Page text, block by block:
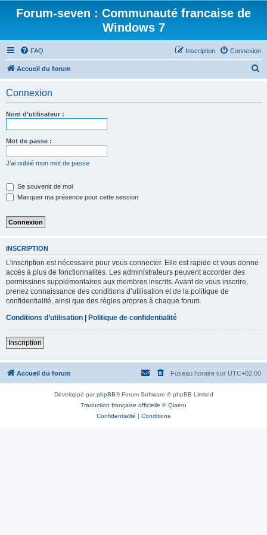
Forum-seven : Communauté francaise de
Windows 7
FAQ Connexion
Inscription
Accueil du forum
Connexion
Nom d’utilisateur :
Mot de passe :
J’ai oublié mon mot de passe
Se souvenir de moi
Masquer ma présence pour cette session
INSCRIPTION
L’inscription est nécessaire pour vous connecter. Elle est rapide et vous donne
accès à plus de fonctionnalités. Les administrateurs peuvent accorder des
permissions supplémentaires aux membres inscrits. Avant de vous inscrire,
prenez connaissance des conditions d’utilisation et de la politique de
confidentialité, ainsi que des règles propres à chaque forum.
Conditions d’utilisation | Politique de confidentialité
Inscription
Accueil du forum Fuseau horaire sur UTC+02:00
Développé parphpBB® Forum Software © phpBB Limited
Traduction française officielle ©Qiaeru
Confidentialité | Conditions